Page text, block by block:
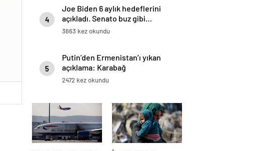
4
Joe Biden 6 aylık hedeflerini
açıkladı. Senato buz gibi…
3663 kez okundu
5
Putin’den Ermenistan’ı yıkan
açıklama: Karabağ
Azerbaycan’ın ayrılmaz bir
2472 kez okundu